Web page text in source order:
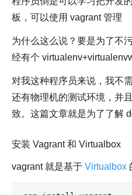
板，可以使用 vagrant 管理
为什么这么说？要是为了不
经有个
对我这种程序员来说，我不
还有物理机的测试环境，并
致。这篇文章就是为了了解
安装 Vagrant 和 Virtualbox
vagrant 就是基于 Virtualbox